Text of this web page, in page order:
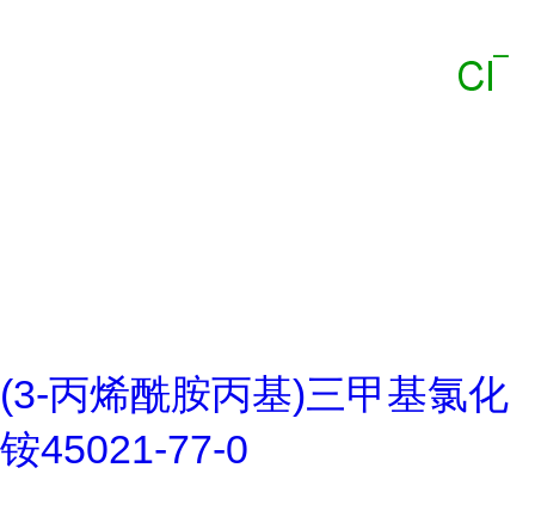
(3-丙烯酰胺丙基)三甲基氯化
铵45021-77-0